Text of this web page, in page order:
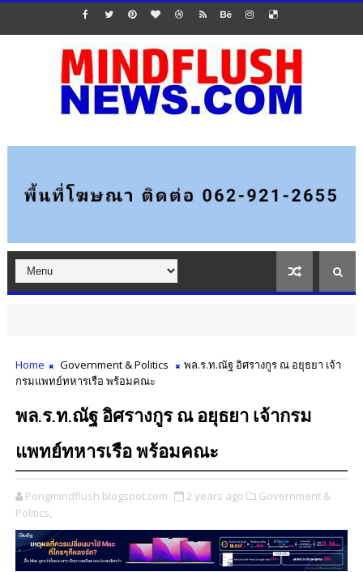
Home Government & Politics
พล.ร.ท.ณัฐ อิศรางกูร ณ อยุธยา เจ้า
กรมแพทย์ทหารเรือ พร้อมคณะ
พล.ร.ท.ณัฐ อิศรางกูร ณ อยุธยา เจ้ากรม
แพทย์ทหารเรือ พร้อมคณะ
Pongmindflush.blogspot.com 2 years ago
Government &
Politics,